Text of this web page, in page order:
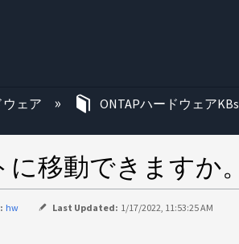
ウェア ONTAPハードウェアKBs
移動できますか。
hw Last Updated: 1/17/2022, 11:53:25 AM